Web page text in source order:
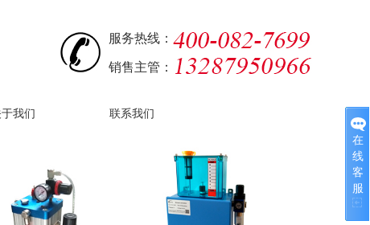
服务热线：
销售主管：
我们 联系我们
在
线
客
服